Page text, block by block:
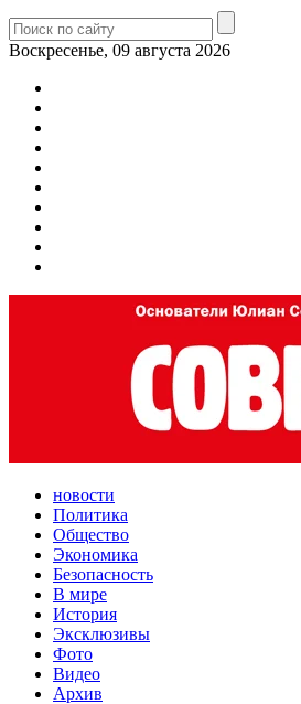
Воскресенье, 09 августа 2026
новости
Политика
Общество
Экономика
Безопасность
В мире
История
Эксклюзивы
Фото
Видео
Архив